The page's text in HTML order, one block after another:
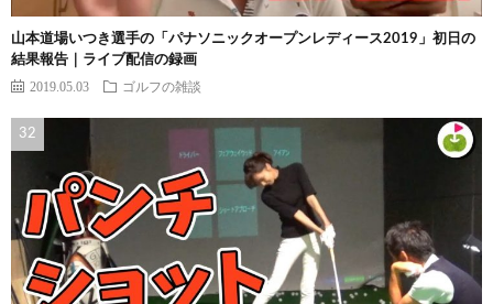
山本道場いつき選手の「パナソニックオープンレディース2019」初日の
結果報告｜ライブ配信の録画
2019.05.03 ゴルフの雑談